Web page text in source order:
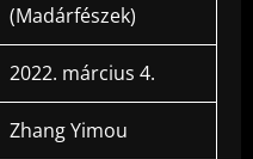
(Madárfészek)
2022. március 4.
Zhang Yimou